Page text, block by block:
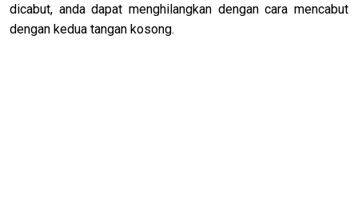
dicabut, anda dapat menghilangkan dengan cara mencabut
dengan kedua tangan kosong.